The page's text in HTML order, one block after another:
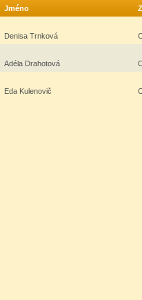
Jméno
Denisa Trnková
Adéla Drahotová
Eda Kulenovič